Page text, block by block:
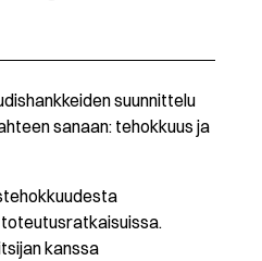
suunnittelu
sanaan: tehokkuus ja
kanssa